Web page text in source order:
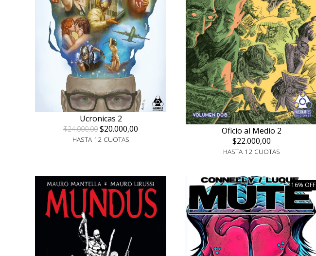
Ucronicas 2
$24.000,00 $20.000,00
HASTA 12 CUOTAS
Oficio al Medio 2
$22.000,00
HASTA 12 CUOTAS
16% OFF